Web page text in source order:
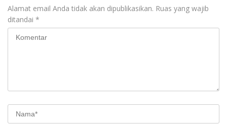
Alamat email Anda tidak akan dipublikasikan. Ruas yang wajib
ditandai *